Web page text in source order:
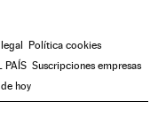
Política cookies
PAÍS Suscripciones empresas
hoy